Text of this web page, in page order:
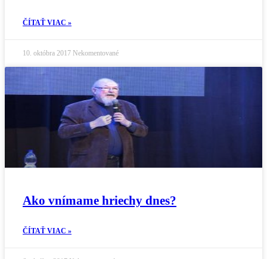
ČÍTAŤ VIAC »
10. októbra 2017 Nekomentované
Ako vnímame hriechy dnes?
ČÍTAŤ VIAC »